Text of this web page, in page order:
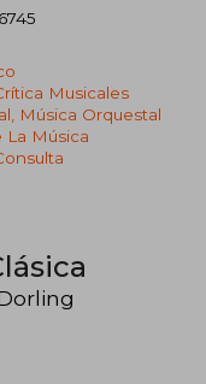
Musicales
Música Orquestal
La Música